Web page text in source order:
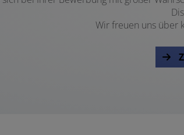
Wir freuen uns über